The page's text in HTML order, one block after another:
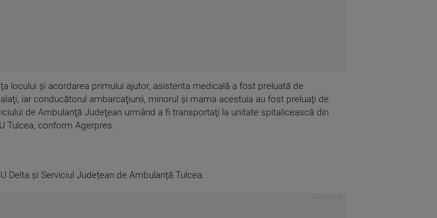
locului şi acordarea primului ajutor, asistenta medicală a fost preluată de
iar conducătorul ambarcaţiunii, minorul şi mama acestuia au fost preluaţi de
de Ambulanţă Judeţean urmând a fi transportaţi la unitate spitalicească din
Tulcea, conform Agerpres.
Delta și Serviciul Județean de Ambulanță Tulcea.